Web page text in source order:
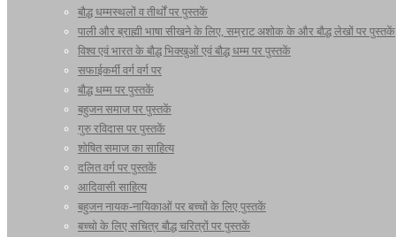
बौद्ध धम्मस्थलों व तीर्थों पर पुस्तकें
पाली और ब्राह्मी भाषा सीखने के लिए, सम्राट अशोक के और बौद्ध लेखों पर पुस्तकें
विश्व एवं भारत के बौद्ध भिक्खुओं एवं बौद्ध धम्म पर पुस्तकें
सफाईकर्मी वर्ग वर्ग पर
बौद्ध धम्म पर पुस्तकें
बहुजन समाज पर पुस्तकें
गुरु रविदास पर पुस्तकें
शोषित समाज का साहित्य
दलित वर्ग पर पुस्तकें
आदिवासी साहित्य
बहुजन नायक-नायिकाओं पर बच्चों के लिए पुस्तकें
बच्चो के लिए सचित्र बौद्ध चरित्रों पर पुस्तकें